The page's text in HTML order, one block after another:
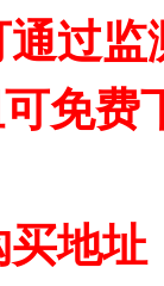
过监
免
买地址